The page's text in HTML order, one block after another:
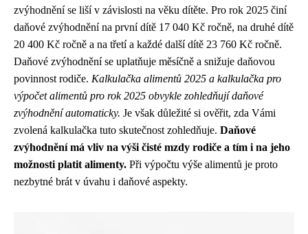
zvýhodnění se liší v závislosti na věku dítěte. Pro rok 2025 činí
daňové zvýhodnění na první dítě 17 040 Kč ročně, na druhé dítě
20 400 Kč ročně a na třetí a každé další dítě 23 760 Kč ročně.
Daňové zvýhodnění se uplatňuje měsíčně a snižuje daňovou
povinnost rodiče. Kalkulačka alimentů 2025 a kalkulačka pro
výpočet alimentů pro rok 2025 obvykle zohledňují daňové
zvýhodnění automaticky. Je však důležité si ověřit, zda Vámi
zvolená kalkulačka tuto skutečnost zohledňuje. Daňové
zvýhodnění má vliv na výši čisté mzdy rodiče a tím i na jeho
možnosti platit alimenty. Při výpočtu výše alimentů je proto
nezbytné brát v úvahu i daňové aspekty.